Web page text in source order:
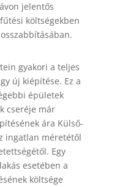
jelentős
költségekben
gyakori a teljes
új kiépítése. Ez a
épületek
cseréje már
ára Külső-
ingatlan méretétől
Egy
esetében a
költsége